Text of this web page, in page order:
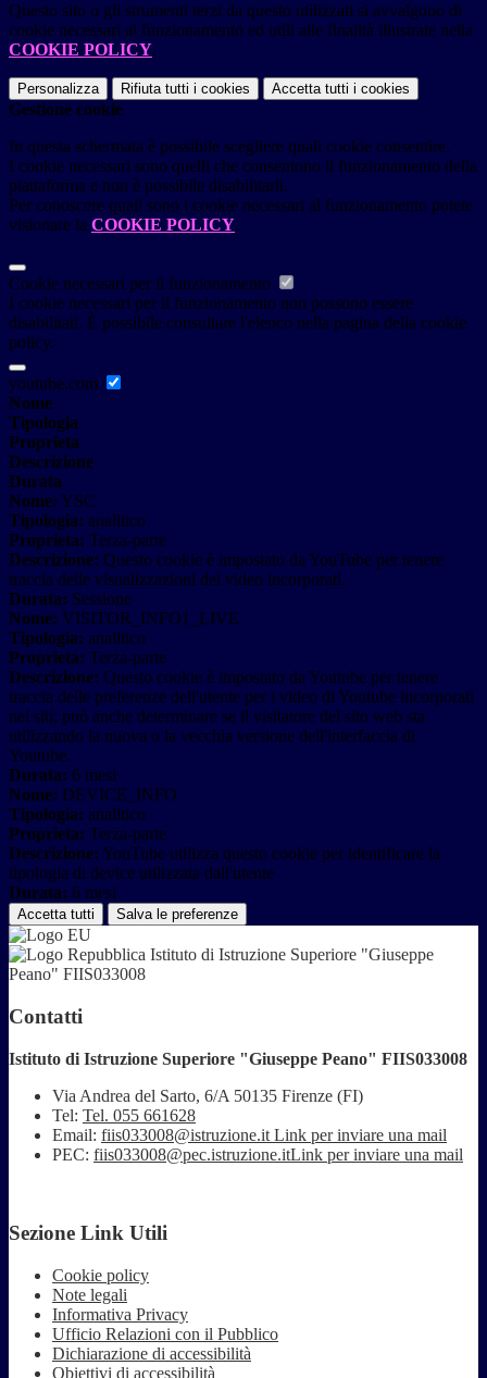
Questo sito o gli strumenti terzi da questo utilizzati si avvalgono di
cookie necessari al funzionamento ed utili alle finalità illustrate nella
COOKIE POLICY.
Personalizza Rifiuta tutti i cookies Accetta tutti i cookies
Gestione cookie
In questa schermata è possibile scegliere quali cookie consentire.
I cookie necessari sono quelli che consentono il funzionamento della
piattaforma e non è possibile disabilitarli.
Per conoscere quali sono i cookie necessari al funzionamento potete
visionare la COOKIE POLICY.
Cookie necessari per il funzionamento
I cookie necessari per il funzionamento non possono essere
disabilitati. È possibile consultare l'elenco nella pagina della cookie
policy.
youtube.com
Nome
Tipologia
Proprieta
Descrizione
Durata
Nome: YSC
Tipologia: analitico
Proprieta: Terza-parte
Descrizione: Questo cookie è impostato da YouTube per tenere
traccia delle visualizzazioni dei video incorporati.
Durata: Sessione
Nome: VISITOR_INFO1_LIVE
Tipologia: analitico
Proprieta: Terza-parte
Descrizione: Questo cookie è impostato da Youtube per tenere
traccia delle preferenze dell'utente per i video di Youtube incorporati
nei siti; può anche determinare se il visitatore del sito web sta
utilizzando la nuova o la vecchia versione dell'interfaccia di
Youtube.
Durata: 6 mesi
Nome: DEVICE_INFO
Tipologia: analitico
Proprieta: Terza-parte
Descrizione: YouTube utilizza questo cookie per identificare la
tipologia di device utilizzata dall'utente
Durata: 6 mesi
Accetta tutti Salva le preferenze
Istituto di Istruzione Superiore "Giuseppe
Peano" FIIS033008
Contatti
Istituto di Istruzione Superiore "Giuseppe Peano" FIIS033008
Via Andrea del Sarto, 6/A 50135 Firenze (FI)
Tel: Tel. 055 661628
Email: fiis033008@istruzione.it Link per inviare una mail
PEC: fiis033008@pec.istruzione.itLink per inviare una mail
Sezione Link Utili
Cookie policy
Note legali
Informativa Privacy
Ufficio Relazioni con il Pubblico
Dichiarazione di accessibilità
Obiettivi di accessibilità